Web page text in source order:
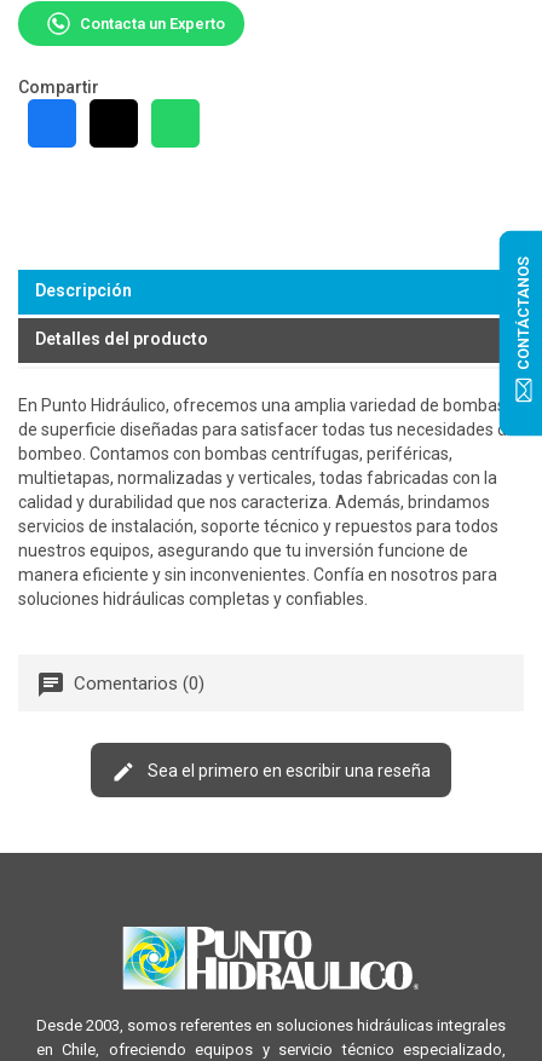
Contacta un Experto
Compartir
Descripción
Detalles del producto
En Punto Hidráulico, ofrecemos una amplia variedad de bombas
de superficie diseñadas para satisfacer todas tus necesidades de
bombeo. Contamos con bombas centrífugas, periféricas,
multietapas, normalizadas y verticales, todas fabricadas con la
calidad y durabilidad que nos caracteriza. Además, brindamos
servicios de instalación, soporte técnico y repuestos para todos
nuestros equipos, asegurando que tu inversión funcione de
manera eficiente y sin inconvenientes. Confía en nosotros para
soluciones hidráulicas completas y confiables.
Comentarios (0)
Sea el primero en escribir una reseña
Desde 2003, somos referentes en soluciones hidráulicas integrales
en Chile, ofreciendo equipos y servicio técnico especializado,
CONTÁCTANOS